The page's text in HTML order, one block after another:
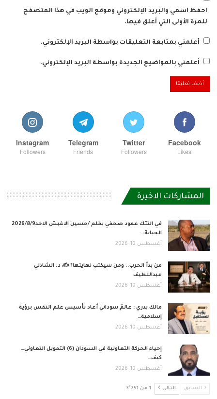
احفظ اسمي والبريد الإلكتروني وموقع الويب في هذا المتصفح
للمرة الأولى التي أعلق فيها.
أعلمني بمتابعة التعليقات بواسطة البريد الإلكتروني.
أعلمني بالمواضيع الجديدة بواسطة البريد الإلكتروني.
Facebook
Likes
Twitter
Followers
Telegram
Friends
Instagram
Followers
المشاركات الاخيرة
في التتك عمود صحفي بقلم /حسين الاغبش الاحد2026/8/9
الجباية…
أغسطس 10, 2026
من بدأ الحرب.. ومن سيكتب نهايتها؟ ✍️ د. الشاذلي
عبداللطيف
أغسطس 10, 2026
مالك بدري : عالمٌ سوداني أعاد تأسيس علم النفس برؤية
إسلامية…
أغسطس 10, 2026
إحياء الحركة التعاونية في السودان (6) التمويل التعاوني…
كيف…
أغسطس 10, 2026
السابق التالي 1 من 3٬751